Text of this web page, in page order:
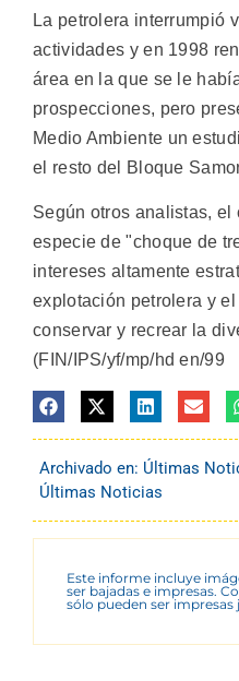
La petrolera interrumpió
actividades y en 1998
área en la que se le
prospecciones, pero
Medio Ambiente un
el resto del Bloque
Según otros analistas, el
especie de "choque de
intereses altamente
explotación petrolera y
conservar y recrear la
(FIN/IPS/yf/mp/hd en/99
Archivado en: Últimas
Últimas Noticias
Este informe incluye
ser bajadas e impresas.
sólo pueden ser